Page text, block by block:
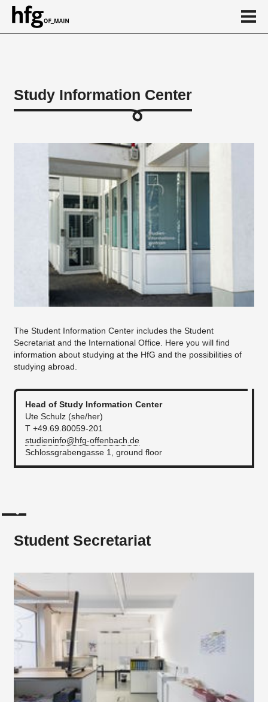
About
International Office
Semesterbeitrag und Rückmeldung
Beurlaubung
Exmatrikulation
Study Information Center
The Student Information Center includes the Student
Secretariat and the International Office. Here you will find
information about studying at the HfG and the possibilities of
studying abroad.
Head of Study Information Center
Ute Schulz (she/her)
T +49.69.80059-201
studieninfo@hfg-offenbach.de
Schlossgrabengasse 1, ground floor
Student Secretariat